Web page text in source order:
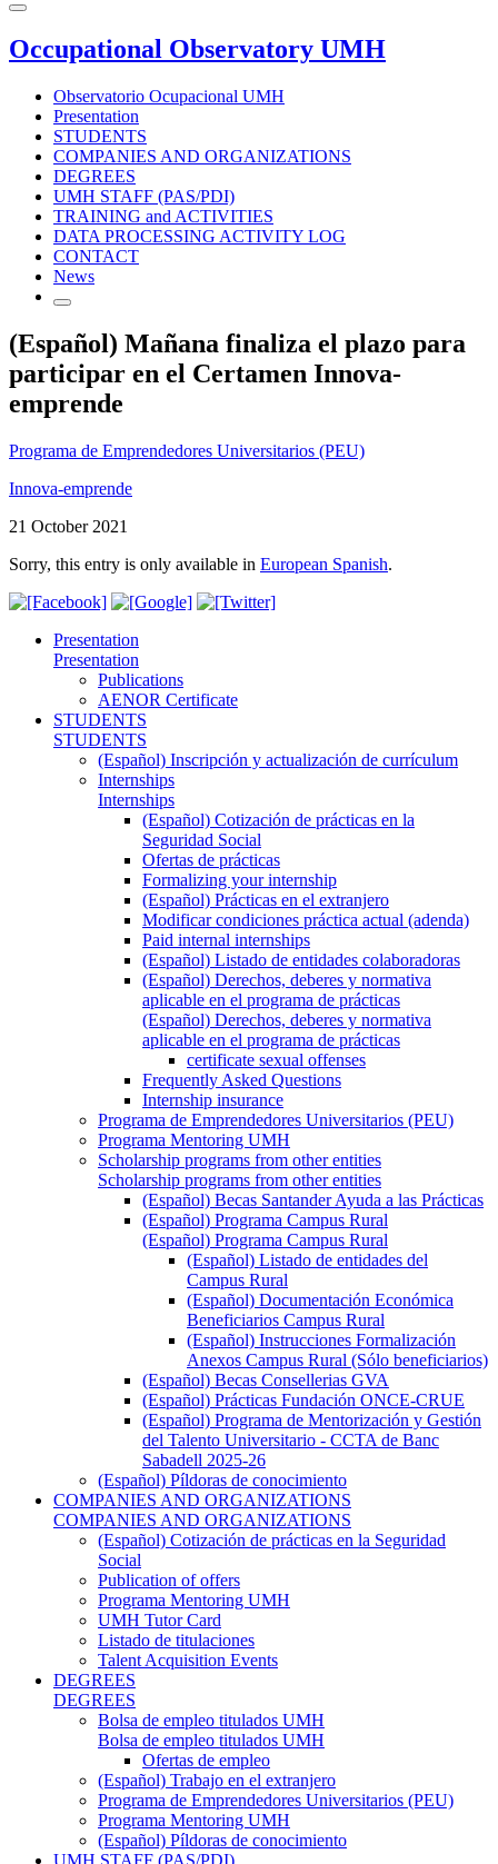
Occupational Observatory UMH
Observatorio Ocupacional UMH
Presentation
STUDENTS
COMPANIES AND ORGANIZATIONS
DEGREES
UMH STAFF (PAS/PDI)
TRAINING and ACTIVITIES
DATA PROCESSING ACTIVITY LOG
CONTACT
News
(Español) Mañana finaliza el plazo para
participar en el Certamen Innova-
emprende
Programa de Emprendedores Universitarios (PEU)
Innova-emprende
21 October 2021
Sorry, this entry is only available in European Spanish.
Presentation
Presentation
Publications
AENOR Certificate
STUDENTS
STUDENTS
(Español) Inscripción y actualización de currículum
Internships
Internships
(Español) Cotización de prácticas en la
Seguridad Social
Ofertas de prácticas
Formalizing your internship
(Español) Prácticas en el extranjero
Modificar condiciones práctica actual (adenda)
Paid internal internships
(Español) Listado de entidades colaboradoras
(Español) Derechos, deberes y normativa
aplicable en el programa de prácticas
(Español) Derechos, deberes y normativa
aplicable en el programa de prácticas
certificate sexual offenses
Frequently Asked Questions
Internship insurance
Programa de Emprendedores Universitarios (PEU)
Programa Mentoring UMH
Scholarship programs from other entities
Scholarship programs from other entities
(Español) Becas Santander Ayuda a las Prácticas
(Español) Programa Campus Rural
(Español) Programa Campus Rural
(Español) Listado de entidades del
Campus Rural
(Español) Documentación Económica
Beneficiarios Campus Rural
(Español) Instrucciones Formalización
Anexos Campus Rural (Sólo beneficiarios)
(Español) Becas Consellerias GVA
(Español) Prácticas Fundación ONCE-CRUE
(Español) Programa de Mentorización y Gestión
del Talento Universitario - CCTA de Banc
Sabadell 2025-26
(Español) Píldoras de conocimiento
COMPANIES AND ORGANIZATIONS
COMPANIES AND ORGANIZATIONS
(Español) Cotización de prácticas en la Seguridad
Social
Publication of offers
Programa Mentoring UMH
UMH Tutor Card
Listado de titulaciones
Talent Acquisition Events
DEGREES
DEGREES
Bolsa de empleo titulados UMH
Bolsa de empleo titulados UMH
Ofertas de empleo
(Español) Trabajo en el extranjero
Programa de Emprendedores Universitarios (PEU)
Programa Mentoring UMH
(Español) Píldoras de conocimiento
UMH STAFF (PAS/PDI)